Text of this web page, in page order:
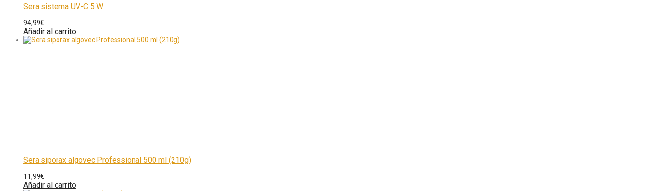
Sera sistema UV-C 5 W
94,99€
Añadir al carrito
Sera siporax algovec Professional 500 ml (210g)
11,99€
Añadir al carrito